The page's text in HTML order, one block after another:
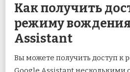
Как получить
режиму
Assistant
Вы можете получить доступ к